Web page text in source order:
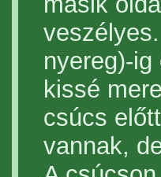
nyereg)-
kissé
csúcs
vannak,